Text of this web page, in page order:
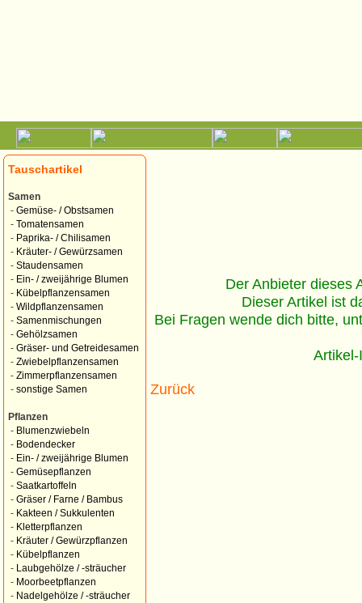
Tauschartikel
Samen
- Gemüse- / Obstsamen
- Tomatensamen
- Paprika- / Chilisamen
- Kräuter- / Gewürzsamen
- Staudensamen
- Ein- / zweijährige Blumen
- Kübelpflanzensamen
- Wildpflanzensamen
- Samenmischungen
- Gehölzsamen
- Gräser- und Getreidesamen
- Zwiebelpflanzensamen
- Zimmerpflanzensamen
- sonstige Samen
Pflanzen
- Blumenzwiebeln
- Bodendecker
- Ein- / zweijährige Blumen
- Gemüsepflanzen
- Saatkartoffeln
- Gräser / Farne / Bambus
- Kakteen / Sukkulenten
- Kletterpflanzen
- Kräuter / Gewürzpflanzen
- Kübelpflanzen
-
Laubgehölze / -sträucher
- Moorbeetpflanzen
- Nadelgehölze / -sträucher
Der Anbieter dieses
Dieser Artikel ist
Bei Fragen wende dich bitte,
Zurück